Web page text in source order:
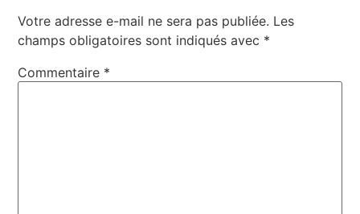
Votre adresse e-mail ne sera pas publiée. Les
champs obligatoires sont indiqués avec *
Commentaire *